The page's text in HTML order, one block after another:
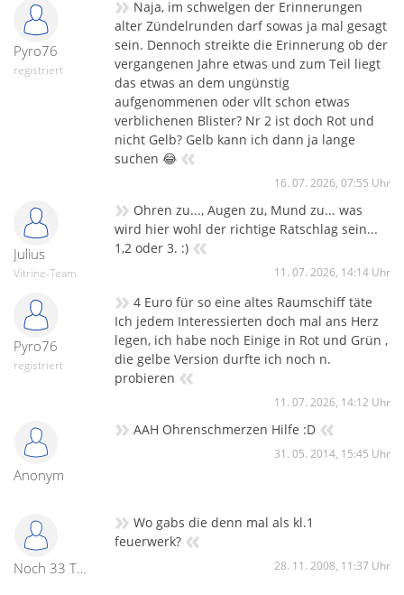
Pyro76
registriert
Naja, im schwelgen der Erinnerungen
alter Zündelrunden darf sowas ja mal gesagt
sein. Dennoch streikte die Erinnerung ob der
vergangenen Jahre etwas und zum Teil liegt
das etwas an dem ungünstig
aufgenommenen oder vllt schon etwas
verblichenen Blister? Nr 2 ist doch Rot und
nicht Gelb? Gelb kann ich dann ja lange
suchen 😂 «
16. 07. 2026, 07:55 Uhr
Julius
Vitrine-Team
» Ohren zu..., Augen zu, Mund zu... was
wird hier wohl der richtige Ratschlag sein...
1,2 oder 3. :) «
11. 07. 2026, 14:14 Uhr
Pyro76
registriert
» 4 Euro für so eine altes Raumschiff täte
Ich jedem Interessierten doch mal ans Herz
legen, ich habe noch Einige in Rot und Grün ,
die gelbe Version durfte ich noch n.
probieren «
11. 07. 2026, 14:12 Uhr
Anonym
» AAH Ohrenschmerzen Hilfe :D «
31. 05. 2014, 15:45 Uhr
Noch 33 Tage
» Wo gabs die denn mal als kl.1
feuerwerk? «
28. 11. 2008, 11:37 Uhr